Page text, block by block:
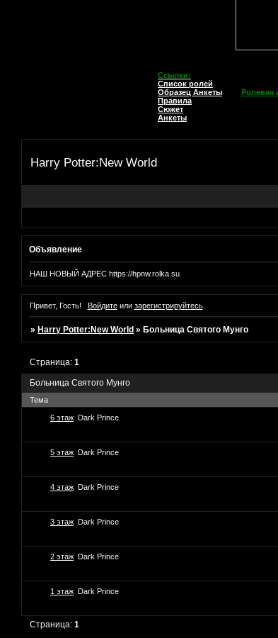
Ссылки:
Список ролей
Образец Анкеты
Правила
Сюжет
Анкеты
Ролевая
Harry Potter:New World
Объявление
НАШ НОВЫЙ АДРЕС https://hpnw.rolka.su
Привет, Гость! Войдитеили зарегистрируйтесь.
» Harry Potter:New World » Больница Святого Мунго
Больница Святого Мунго
Страница:1
Тема
6 этаж Dark Prince
5 этаж Dark Prince
4 этаж Dark Prince
3 этаж Dark Prince
2 этаж Dark Prince
1 этаж Dark Prince
Страница:1